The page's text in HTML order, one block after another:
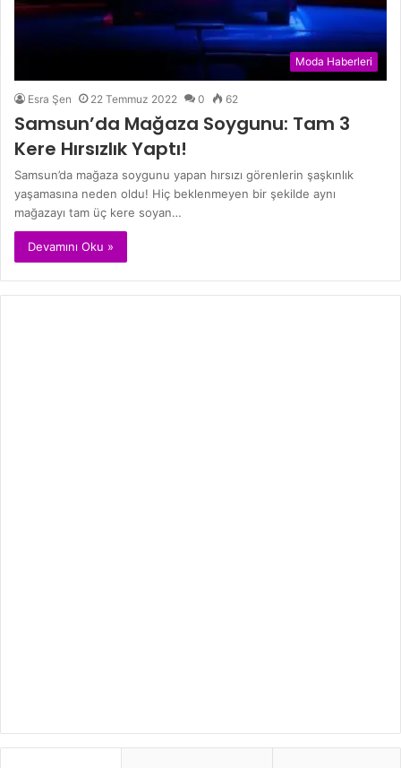
Moda Haberleri
Esra Şen 22 Temmuz 2022 0 62
Samsun’da Mağaza Soygunu: Tam 3
Kere Hırsızlık Yaptı!
Samsun’da mağaza soygunu yapan hırsızı görenlerin şaşkınlık
yaşamasına neden oldu! Hiç beklenmeyen bir şekilde aynı
mağazayı tam üç kere soyan…
Devamını Oku »